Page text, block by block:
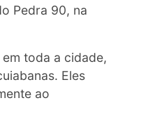
Pedra 90, na
toda a cidade,
Eles
ao